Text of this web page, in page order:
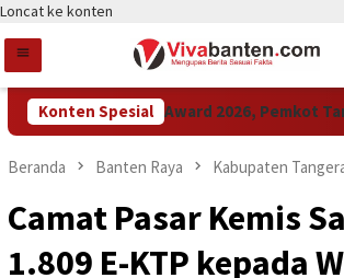
Loncat ke konten
Konten Spesial
Raih LPM Award 2026, Pemkot
Beranda Banten Raya Kabupaten
Camat Pasar Kemis
1.809 E-KTP kepada